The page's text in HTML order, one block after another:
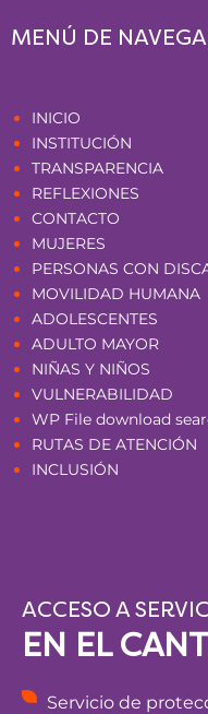
MENÚ DE
INICIO
INSTITUCIÓN
TRANSPARENCIA
REFLEXIONES
CONTACTO
MUJERES
PERSONAS CON
MOVILIDAD HUMANA
ADOLESCENTES
ADULTO MAYOR
NIÑAS Y NIÑOS
VULNERABILIDAD
WP File download
RUTAS DE ATENCIÓN
INCLUSIÓN
ACCESO A
EN EL
Servicio de